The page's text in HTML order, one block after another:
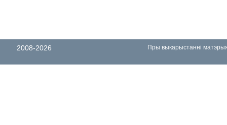
2008-2026 Пры выкарыстанні